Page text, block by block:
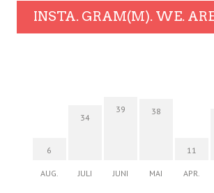
INSTA. GRAM(M). WE.
6
AUG.
34
JULI
39
JUNI
38
MAI
11
APR.